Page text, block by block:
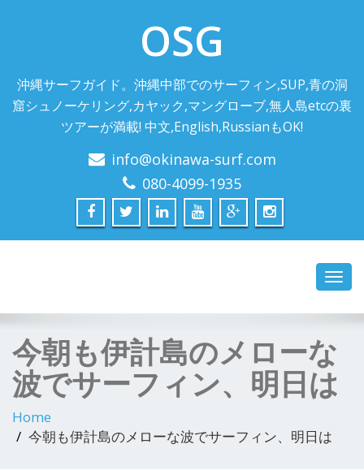
OSG
沖縄サーフガイド。沖縄中部でのサーフィン,SUP,青の洞
窟シュノーケリング,カヤック,マングローブ,無人島etcの裏
ツアーが満載! 中文,English,RussianもOK!
info@okinawa-surf.com
080-4099-1935
今朝も伊計島のメローな
波でサーフィン、明日は
Home
今朝も伊計島のメローな波でサーフィン、明日は